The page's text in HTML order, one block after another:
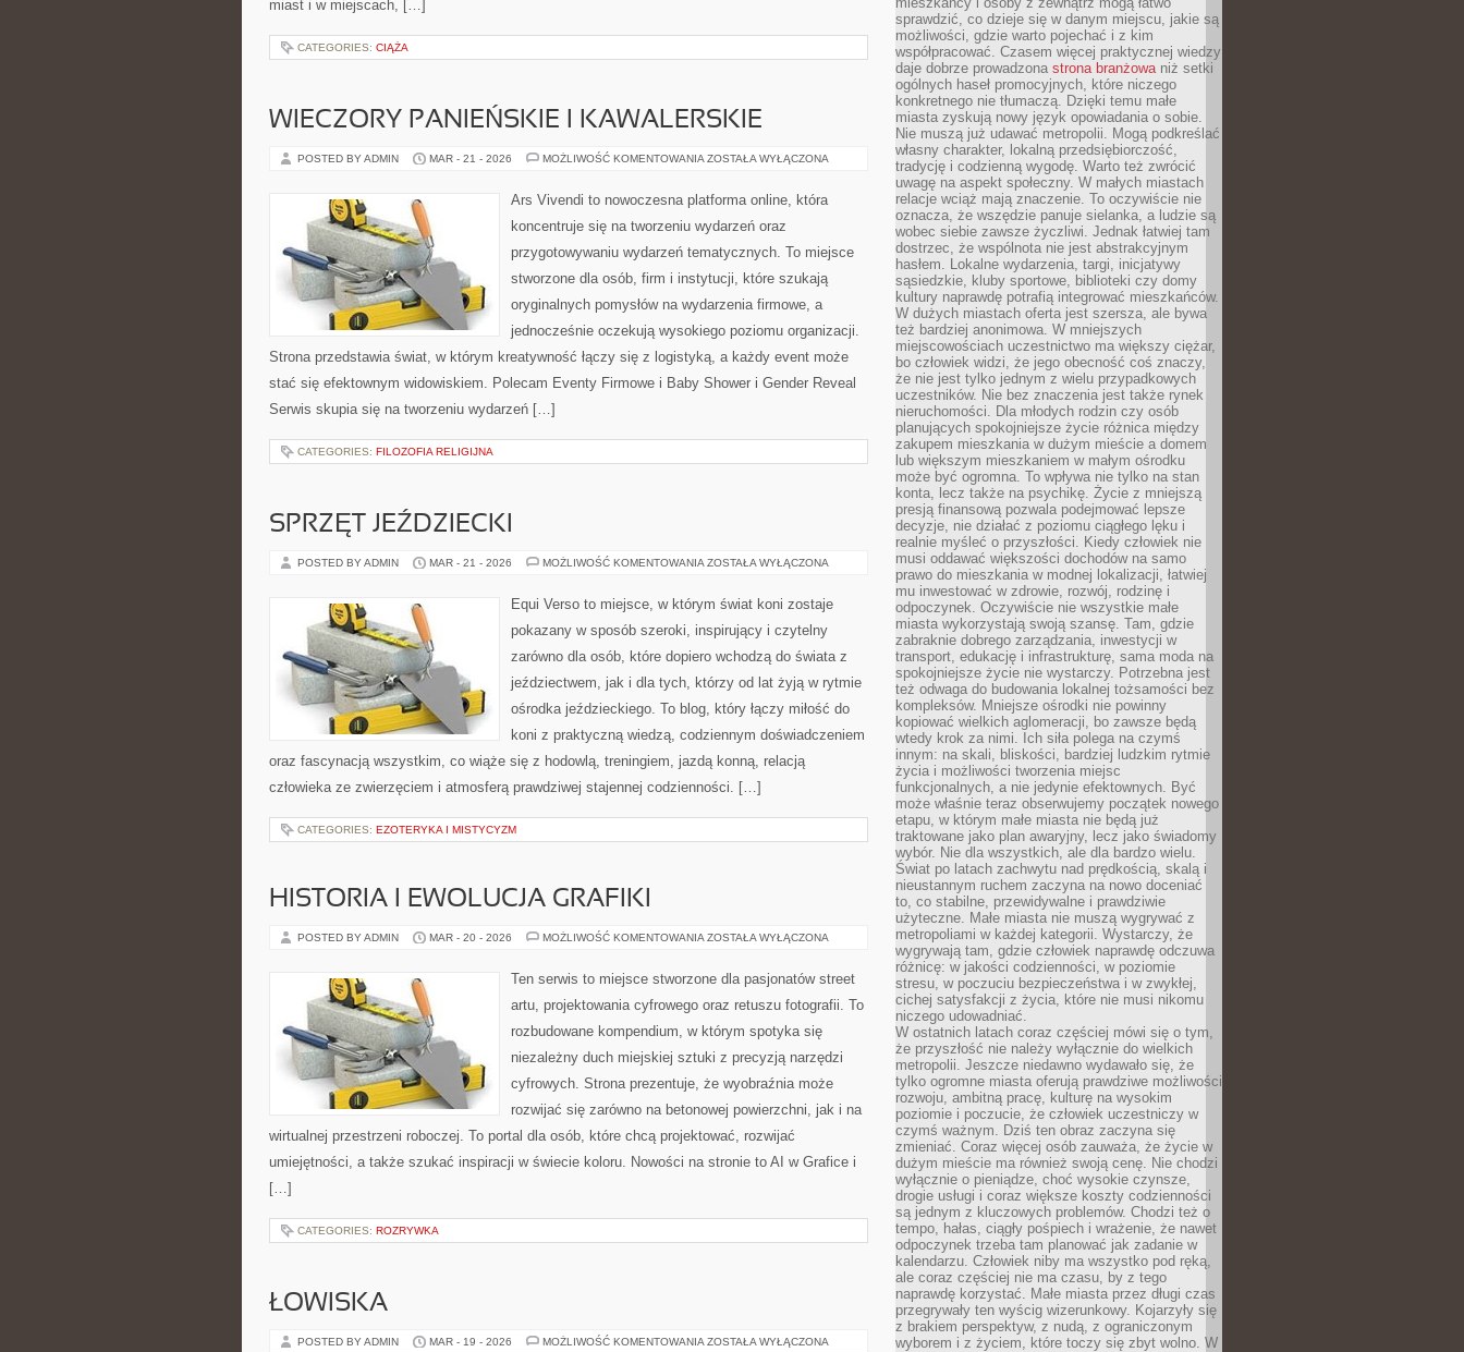
miast i w miejscach, […]
CATEGORIES: CIĄŻA
WIECZORY PANIEŃSKIE I KAWALERSKIE
POSTED BY ADMIN MAR - 21 - 2026 MOŻLIWOŚĆ KOMENTOWANIA WIECZORY
KAWALERSKIE
ZOSTAŁA WYŁĄCZONA
Ars Vivendi to nowoczesna platforma online, która
koncentruje się na tworzeniu wydarzeń oraz
przygotowywaniu wydarzeń tematycznych. To miejsce
stworzone dla osób, firm i instytucji, które szukają
oryginalnych pomysłów na wydarzenia firmowe, a
jednocześnie oczekują wysokiego poziomu organizacji.
Strona przedstawia świat, w którym kreatywność łączy się z logistyką, a każdy event może
stać się efektownym widowiskiem. Polecam Eventy Firmowe i Baby Shower i Gender Reveal
Serwis skupia się na tworzeniu wydarzeń […]
CATEGORIES: FILOZOFIA RELIGIJNA
SPRZĘT JEŹDZIECKI
POSTED BY ADMIN MAR - 21 - 2026 MOŻLIWOŚĆ KOMENTOWANIA SPRZĘT
ZOSTAŁA WYŁĄCZONA
Equi Verso to miejsce, w którym świat koni zostaje
pokazany w sposób szeroki, inspirujący i czytelny
zarówno dla osób, które dopiero wchodzą do świata z
jeździectwem, jak i dla tych, którzy od lat żyją w rytmie
ośrodka jeździeckiego. To blog, który łączy miłość do
koni z praktyczną wiedzą, codziennym doświadczeniem
oraz fascynacją wszystkim, co wiąże się z hodowlą, treningiem, jazdą konną, relacją
człowieka ze zwierzęciem i atmosferą prawdziwej stajennej codzienności. […]
CATEGORIES: EZOTERYKA I MISTYCYZM
HISTORIA I EWOLUCJA GRAFIKI
POSTED BY ADMIN MAR - 20 - 2026 MOŻLIWOŚĆ KOMENTOWANIA HISTORIA
GRAFIKI
ZOSTAŁA WYŁĄCZONA
Ten serwis to miejsce stworzone dla pasjonatów street
artu, projektowania cyfrowego oraz retuszu fotografii. To
rozbudowane kompendium, w którym spotyka się
niezależny duch miejskiej sztuki z precyzją narzędzi
cyfrowych. Strona prezentuje, że wyobraźnia może
rozwijać się zarówno na betonowej powierzchni, jak i na
wirtualnej przestrzeni roboczej. To portal dla osób, które chcą projektować, rozwijać
umiejętności, a także szukać inspiracji w świecie koloru. Nowości na stronie to AI w Grafice i
[…]
CATEGORIES: ROZRYWKA
ŁOWISKA
POSTED BY ADMIN MAR - 19 - 2026 MOŻLIWOŚĆ KOMENTOWANIA ŁOWISKA
ZOSTAŁA WYŁĄCZONA
sprawdzić, co dzieje się w danym miejscu, jakie są
możliwości, gdzie warto pojechać i z kim
współpracować. Czasem więcej praktycznej wiedzy
daje dobrze prowadzona strona branżowaniż setki
ogólnych haseł promocyjnych, które niczego
konkretnego nie tłumaczą. Dzięki temu małe
miasta zyskują nowy język opowiadania o sobie.
Nie muszą już udawać metropolii. Mogą podkreślać
własny charakter, lokalną przedsiębiorczość,
tradycję i codzienną wygodę. Warto też zwrócić
uwagę na aspekt społeczny. W małych miastach
relacje wciąż mają znaczenie. To oczywiście nie
oznacza, że wszędzie panuje sielanka, a ludzie są
wobec siebie zawsze życzliwi. Jednak łatwiej tam
dostrzec, że wspólnota nie jest abstrakcyjnym
hasłem. Lokalne wydarzenia, targi, inicjatywy
sąsiedzkie, kluby sportowe, biblioteki czy domy
kultury naprawdę potrafią integrować mieszkańców.
W dużych miastach oferta jest szersza, ale bywa
też bardziej anonimowa. W mniejszych
miejscowościach uczestnictwo ma większy ciężar,
bo człowiek widzi, że jego obecność coś znaczy,
że nie jest tylko jednym z wielu przypadkowych
uczestników. Nie bez znaczenia jest także rynek
nieruchomości. Dla młodych rodzin czy osób
planujących spokojniejsze życie różnica między
zakupem mieszkania w dużym mieście a domem
lub większym mieszkaniem w małym ośrodku
może być ogromna. To wpływa nie tylko na stan
konta, lecz także na psychikę. Życie z mniejszą
presją finansową pozwala podejmować lepsze
decyzje, nie działać z poziomu ciągłego lęku i
realnie myśleć o przyszłości. Kiedy człowiek nie
musi oddawać większości dochodów na samo
prawo do mieszkania w modnej lokalizacji, łatwiej
mu inwestować w zdrowie, rozwój, rodzinę i
odpoczynek. Oczywiście nie wszystkie małe
miasta wykorzystają swoją szansę. Tam, gdzie
zabraknie dobrego zarządzania, inwestycji w
transport, edukację i infrastrukturę, sama moda na
spokojniejsze życie nie wystarczy. Potrzebna jest
też odwaga do budowania lokalnej tożsamości bez
kompleksów. Mniejsze ośrodki nie powinny
kopiować wielkich aglomeracji, bo zawsze będą
wtedy krok za nimi. Ich siła polega na czymś
innym: na skali, bliskości, bardziej ludzkim rytmie
życia i możliwości tworzenia miejsc
funkcjonalnych, a nie jedynie efektownych. Być
może właśnie teraz obserwujemy początek nowego
etapu, w którym małe miasta nie będą już
traktowane jako plan awaryjny, lecz jako świadomy
wybór. Nie dla wszystkich, ale dla bardzo wielu.
Świat po latach zachwytu nad prędkością, skalą i
nieustannym ruchem zaczyna na nowo doceniać
to, co stabilne, przewidywalne i prawdziwie
użyteczne. Małe miasta nie muszą wygrywać z
metropoliami w każdej kategorii. Wystarczy, że
wygrywają tam, gdzie człowiek naprawdę odczuwa
różnicę: w jakości codzienności, w poziomie
stresu, w poczuciu bezpieczeństwa i w zwykłej,
cichej satysfakcji z życia, które nie musi nikomu
niczego udowadniać.
W ostatnich latach coraz częściej mówi się o tym,
że przyszłość nie należy wyłącznie do wielkich
metropolii. Jeszcze niedawno wydawało się, że
tylko ogromne miasta oferują prawdziwe możliwości
rozwoju, ambitną pracę, kulturę na wysokim
poziomie i poczucie, że człowiek uczestniczy w
czymś ważnym. Dziś ten obraz zaczyna się
zmieniać. Coraz więcej osób zauważa, że życie w
dużym mieście ma również swoją cenę. Nie chodzi
wyłącznie o pieniądze, choć wysokie czynsze,
drogie usługi i coraz większe koszty codzienności
są jednym z kluczowych problemów. Chodzi też o
tempo, hałas, ciągły pośpiech i wrażenie, że nawet
odpoczynek trzeba tam planować jak zadanie w
kalendarzu. Człowiek niby ma wszystko pod ręką,
ale coraz częściej nie ma czasu, by z tego
naprawdę korzystać. Małe miasta przez długi czas
przegrywały ten wyścig wizerunkowy. Kojarzyły się
z brakiem perspektyw, z nudą, z ograniczonym
wyborem i z życiem, które toczy się zbyt wolno. W